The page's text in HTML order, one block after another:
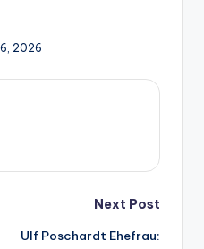
2026
Next Post
Ulf Poschardt Ehefrau: